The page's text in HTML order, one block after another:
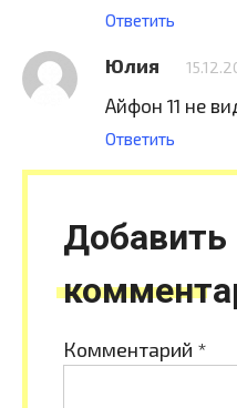
Ответить
Юлия
Айфон 11 не
Ответить
Добавить
Комментарий *